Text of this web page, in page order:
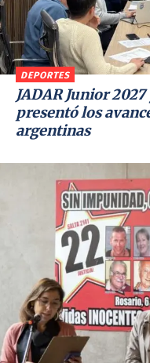
DEPORTES
JADAR Junior
presentó los
argentinas